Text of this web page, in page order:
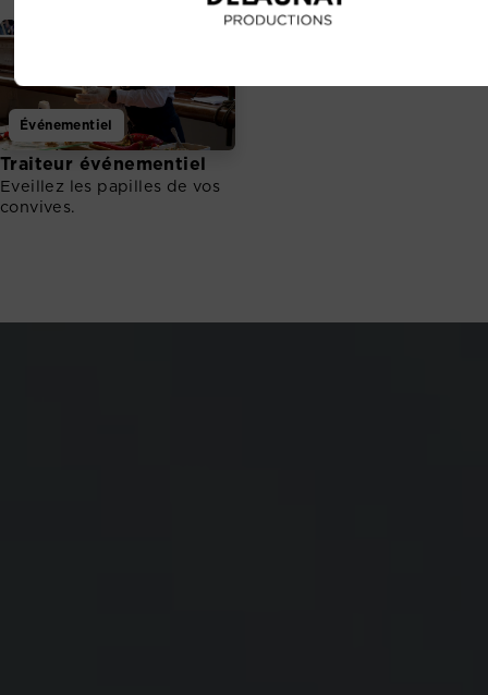
Événementiel
Traiteur événementiel
Eveillez les papilles de vos
convives.